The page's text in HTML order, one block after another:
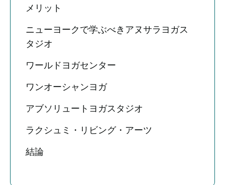
メリット
ニューヨークで学ぶべきアヌサラヨガス
タジオ
ワールドヨガセンター
ワンオーシャンヨガ
アブソリュートヨガスタジオ
ラクシュミ・リビング・アーツ
結論